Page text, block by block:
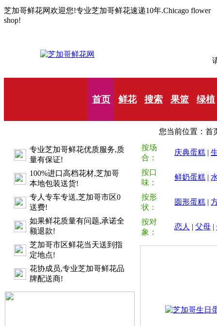
芝加哥鲜花网欢迎您!专业芝加哥鲜花速递10年.Chicago flower
shop!
首页 鲜花 搜索 果篮 绿植
专业芝加哥鲜花优质服务,质
量有保证!
100%进口高档花材,芝加哥
本地包装送货!
专人专车专送,芝加哥市区0
送费!
如果鲜花质量有问题,承诺全
额退款!
芝加哥市区鲜花当天送到指
定地点!
花协成员,专业芝加哥鲜花品
牌配送商!
您当前位置：首
按场
合：
庆典蛋糕 |
按口
味：
鲜奶蛋糕 |
按形
状：
圆形蛋糕 |
按对
象：
恋人 | 父母 |